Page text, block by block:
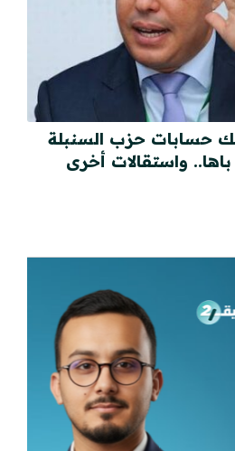
حسابات حزب السنبلة
واستقالات أخرى